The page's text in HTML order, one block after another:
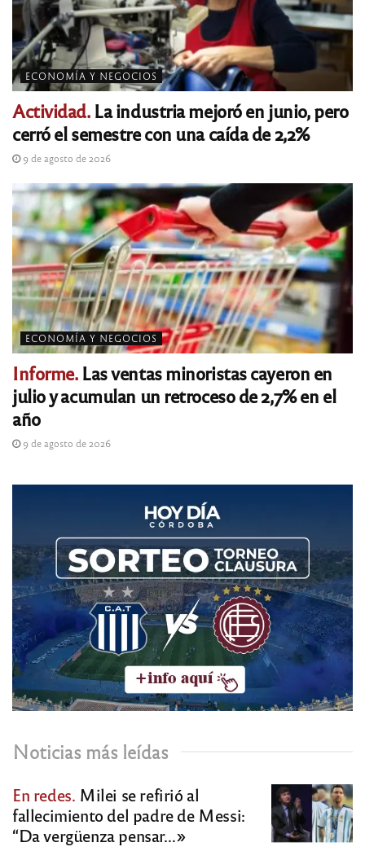
ECONOMÍA Y NEGOCIOS
Actividad.La industria mejoró en junio, pero
cerró el semestre con una caída de 2,2%
9 de agosto de 2026
ECONOMÍA Y NEGOCIOS
Informe.Las ventas minoristas cayeron en
julio y acumulan un retroceso de 2,7% en el
año
9 de agosto de 2026
Noticias más leídas
En redes. Milei se refirió al
fallecimiento del padre de Messi:
“Da vergüenza pensar…»